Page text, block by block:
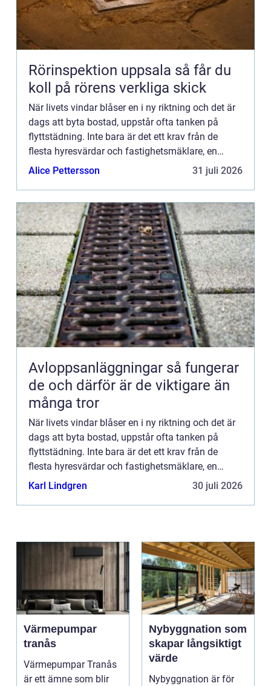
Rörinspektion uppsala så får du
koll på rörens verkliga skick
När livets vindar blåser en i ny riktning och det är
dags att byta bostad, uppstår ofta tanken på
flyttstädning. Inte bara är det ett krav från de
flesta hyresvärdar och fastighetsmäklare, en
orde...
Alice Pettersson 31 juli 2026
Avloppsanläggningar så fungerar
de och därför är de viktigare än
många tror
När livets vindar blåser en i ny riktning och det är
dags att byta bostad, uppstår ofta tanken på
flyttstädning. Inte bara är det ett krav från de
flesta hyresvärdar och fastighetsmäklare, en
orde...
Karl Lindgren 30 juli 2026
Värmepumpar
tranås
Värmepumpar Tranås
är ett ämne som blir
Nybyggnation som
skapar långsiktigt
värde
Nybyggnation är för